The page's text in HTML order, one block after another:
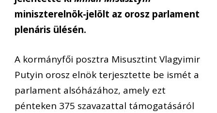
miniszterelnök-jelölt az orosz parlament
plenáris ülésén.
A kormányfői posztra Misusztint Vlagyimir
Putyin orosz elnök terjesztette be ismét a
parlament alsóházához, amely ezt
pénteken 375 szavazattal támogatásáról